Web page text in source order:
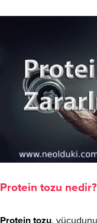
Protein tozu nedir?